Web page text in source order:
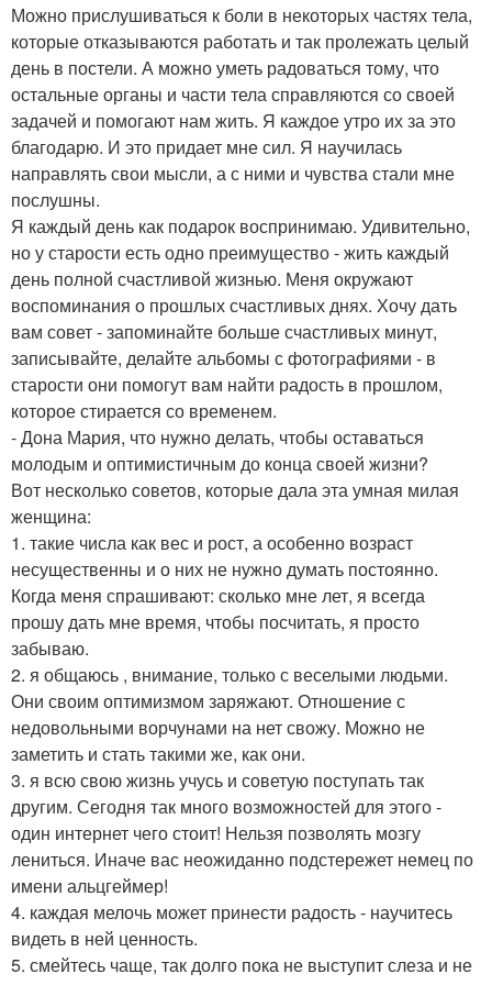
Можно прислушиваться к боли в некоторых частях тела,
которые отказываются работать и так пролежать целый
день в постели. А можно уметь радоваться тому, что
остальные органы и части тела справляются со своей
задачей и помогают нам жить. Я каждое утро их за это
благодарю. И это придает мне сил. Я научилась
направлять свои мысли, а с ними и чувства стали мне
послушны.
Я каждый день как подарок воспринимаю. Удивительно,
но у старости есть одно преимущество - жить каждый
день полной счастливой жизнью. Меня окружают
воспоминания о прошлых счастливых днях. Хочу дать
вам совет - запоминайте больше счастливых минут,
записывайте, делайте альбомы с фотографиями - в
старости они помогут вам найти радость в прошлом,
которое стирается со временем.
- Дона Мария, что нужно делать, чтобы оставаться
молодым и оптимистичным до конца своей жизни?
Вот несколько советов, которые дала эта умная милая
женщина:
1. такие числа как вес и рост, а особенно возраст
несущественны и о них не нужно думать постоянно.
Когда меня спрашивают: сколько мне лет, я всегда
прошу дать мне время, чтобы посчитать, я просто
забываю.
2. я общаюсь , внимание, только с веселыми людьми.
Они своим оптимизмом заряжают. Отношение с
недовольными ворчунами на нет свожу. Можно не
заметить и стать такими же, как они.
3. я всю свою жизнь учусь и советую поступать так
другим. Сегодня так много возможностей для этого -
один интернет чего стоит! Нельзя позволять мозгу
лениться. Иначе вас неожиданно подстережет немец по
имени альцгеймер!
4. каждая мелочь может принести радость - научитесь
видеть в ней ценность.
5. смейтесь чаще, так долго пока не выступит слеза и не